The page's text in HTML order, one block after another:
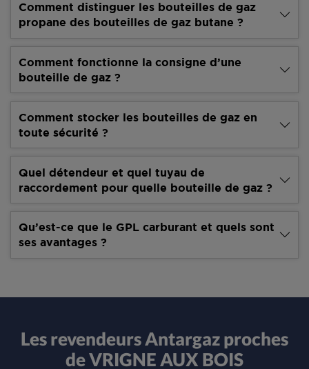
Comment distinguer les bouteilles de gaz
propane des bouteilles de gaz butane ?
Comment fonctionne la consigne d’une
bouteille de gaz ?
Comment stocker les bouteilles de gaz en
toute sécurité ?
Quel détendeur et quel tuyau de
raccordement pour quelle bouteille de gaz ?
Qu’est-ce que le GPL carburant et quels sont
ses avantages ?
Les revendeurs Antargaz proches
de VRIGNE AUX BOIS